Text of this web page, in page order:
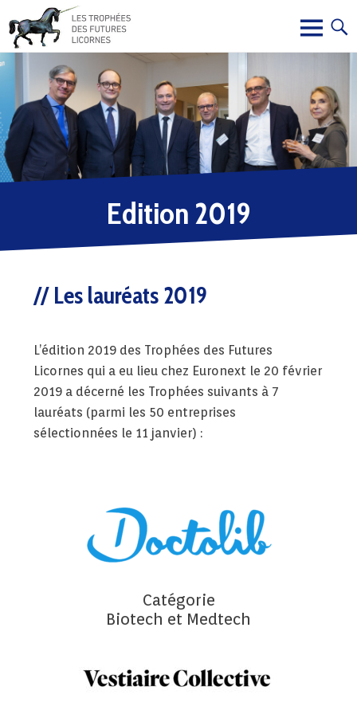
Edition 2019
Les lauréats 2019
L’édition 2019 des Trophées des Futures
Licornes qui a eu lieu chez Euronext le 20 février
2019 a décerné les Trophées suivants à 7
lauréats (parmi les 50 entreprises
sélectionnées le 11 janvier) :
Catégorie
Biotech et Medtech